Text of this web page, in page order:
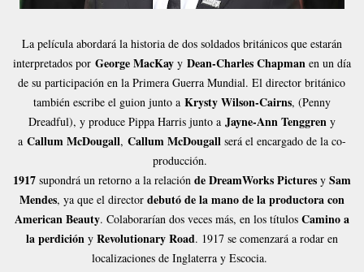
La película abordará la historia de dos soldados británicos que estarán
interpretados por George MacKayy Dean-Charles Chapmanen un día
de su participación en la Primera Guerra Mundial. El director británico
también escribe el guion junto a Krysty Wilson-Cairns, (Penny
Dreadful), y produce Pippa Harris junto a Jayne-Ann Tenggreny
a Callum McDougall, Callum McDougallserá el encargado de la co-
producción.
1917supondrá un retorno a la relación de DreamWorks Picturesy Sam
Mendes, ya que el director debutó de la mano de la productora con
American Beauty. Colaborarían dos veces más, en los títulos Camino a
la perdicióny Revolutionary Road. 1917 se comenzará a rodar en
localizaciones de Inglaterra y Escocia.